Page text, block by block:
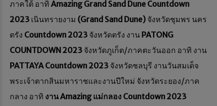
ภาคใต้ อาทิ Amazing Grand Sand Dune Countdown
2023 เนินทรายงาม (Grand Sand Dune) จังหวัดชุมพร นคร
ตรัง Countdown 2023 จังหวัดตรัง งาน PATONG
COUNTDOWN 2023 จังหวัดภูเก็ต/ภาคตะวันออก อาทิ งาน
PATTAYA Countdown 2023 จังหวัดชลบุรี งานวันสมเด็จ
พระเจ้าตากสินมหาราชและงานปีใหม่ จังหวัดระยอง/ภาค
กลาง อาทิ งาน Amazing แม่กลอง Countdown 2023